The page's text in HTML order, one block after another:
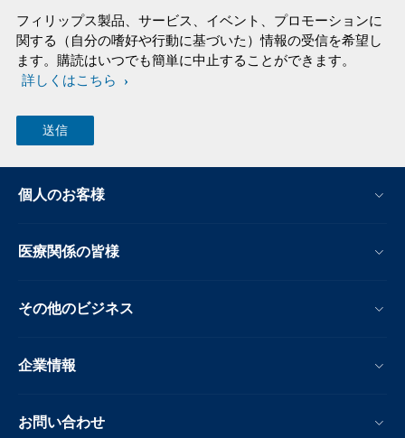
フィリップス製品、サービス、イベント、プロモーションに
関する（自分の嗜好や行動に基づいた）情報の受信を希望し
ます。購読はいつでも簡単に中止することができます。
詳しくはこちら
個人のお客様
医療関係の皆様
その他のビジネス
企業情報
お問い合わせ